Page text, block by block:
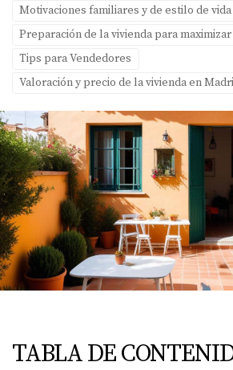
Motivaciones familiares y de estilo de
Preparación de la vivienda para
Tips para Vendedores
Valoración y precio de la vivienda en
TABLA DE